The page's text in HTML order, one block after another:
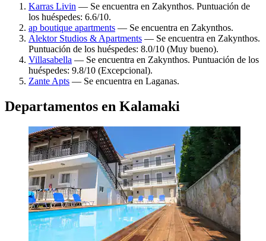
Karras Livin — Se encuentra en Zakynthos. Puntuación de
los huéspedes: 6.6/10.
ap boutique apartments — Se encuentra en Zakynthos.
Alektor Studios & Apartments — Se encuentra en Zakynthos.
Puntuación de los huéspedes: 8.0/10 (Muy bueno).
Villasabella — Se encuentra en Zakynthos. Puntuación de los
huéspedes: 9.8/10 (Excepcional).
Zante Apts — Se encuentra en Laganas.
Departamentos en Kalamaki